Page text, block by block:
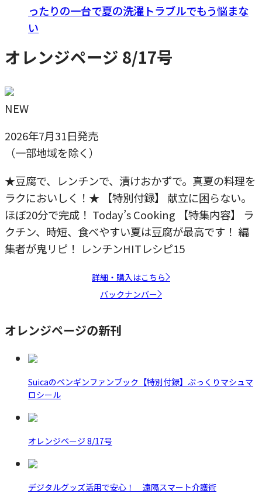
ったりの一台で夏の洗濯トラブルでもう悩まな
い
オレンジページ 8/17号
NEW
2026年7月31日発売
（一部地域を除く）
★豆腐で、レンチンで、漬けおかずで。真夏の料理を
ラクにおいしく！★ 【特別付録】 献立に困らない。
ほぼ20分で完成！ Today’s Cooking 【特集内容】 ラ
クチン、時短、食べやすい夏は豆腐が最高です！ 編
集者が鬼リピ！ レンチンHITレシピ15
詳細・購入はこちら
バックナンバー
オレンジページの新刊
Suicaのペンギンファンブック【特別付録】ぷっくりマシュマ
ロシール
オレンジページ 8/17号
デジタルグッズ活用で安心！ 遠隔スマート介護術